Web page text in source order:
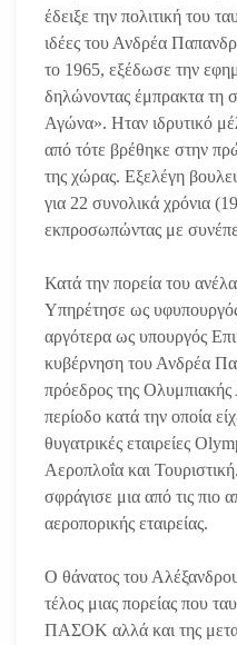
έδειξε την πολιτική του
ιδέες του Ανδρέα
το 1965, εξέδωσε την
δηλώνοντας έμπρακτα τη
Αγώνα». Ηταν ιδρυτικό
από τότε βρέθηκε στην
της χώρας. Εξελέγη
για 22 συνολικά χρόνια
εκπροσωπώντας με
Κατά την πορεία του
Υπηρέτησε ως
αργότερα ως υπουργός
κυβέρνηση του Ανδρέα
πρόεδρος της
περίοδο κατά την οποία
θυγατρικές εταιρείες
Αεροπλοΐα και
σφράγισε μια από τις πιο
αεροπορικής εταιρείας.
Ο θάνατος του
τέλος μιας πορείας που
ΠΑΣΟΚ αλλά και της